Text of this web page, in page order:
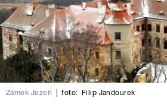
Zámek Jezeří foto: Filip Jandourek